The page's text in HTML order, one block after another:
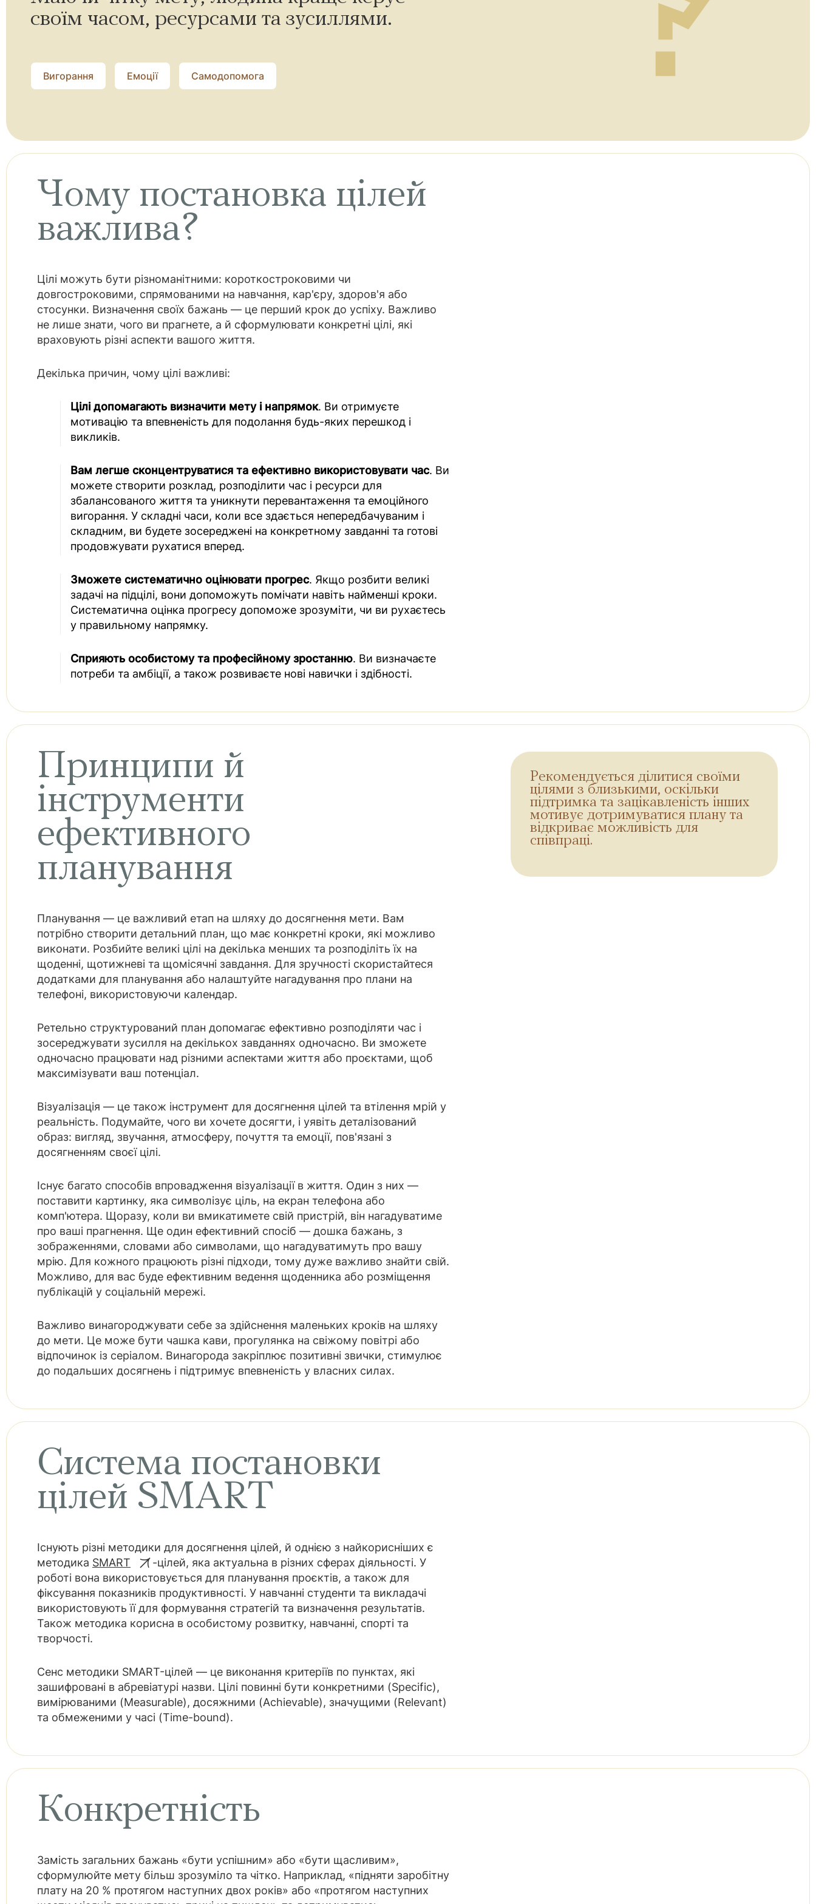
своїм часом, ресурсами та зусиллями.
Вигорання Емоції Самодопомога
Чому постановка цілей
важлива?
Цілі можуть бути різноманітними: короткостроковими чи
довгостроковими, спрямованими на навчання, кар'єру, здоров'я або
стосунки. Визначення своїх бажань — це перший крок до успіху. Важливо
не лише знати, чого ви прагнете, а й сформулювати конкретні цілі, які
враховують різні аспекти вашого життя.
Декілька причин, чому цілі важливі:
Цілі допомагають визначити мету і напрямок. Ви отримуєте
мотивацію та впевненість для подолання будь-яких перешкод і
викликів.
Вам легше сконцентруватися та ефективно використовувати час. Ви
можете створити розклад, розподілити час і ресурси для
збалансованого життя та уникнути перевантаження та емоційного
вигорання. У складні часи, коли все здається непередбачуваним і
складним, ви будете зосереджені на конкретному завданні та готові
продовжувати рухатися вперед.
Зможете систематично оцінювати прогрес. Якщо розбити великі
задачі на підцілі, вони допоможуть помічати навіть найменші кроки.
Систематична оцінка прогресу допоможе зрозуміти, чи ви рухаєтесь
у правильному напрямку.
Сприяють особистому та професійному зростанню. Ви визначаєте
потреби та амбіції, а також розвиваєте нові навички і здібності.
Принципи й
інструменти
ефективного
планування
Планування — це важливий етап на шляху до досягнення мети. Вам
потрібно створити детальний план, що має конкретні кроки, які можливо
виконати. Розбийте великі цілі на декілька менших та розподіліть їх на
щоденні, щотижневі та щомісячні завдання. Для зручності скористайтеся
додатками для планування або налаштуйте нагадування про плани на
телефоні, використовуючи календар.
Ретельно структурований план допомагає ефективно розподіляти час і
зосереджувати зусилля на декількох завданнях одночасно. Ви зможете
одночасно працювати над різними аспектами життя або проєктами, щоб
максимізувати ваш потенціал.
Візуалізація — це також інструмент для досягнення цілей та втілення мрій у
реальність. Подумайте, чого ви хочете досягти, і уявіть деталізований
образ: вигляд, звучання, атмосферу, почуття та емоції, пов'язані з
досягненням своєї цілі.
Існує багато способів впровадження візуалізації в життя. Один з них —
поставити картинку, яка символізує ціль, на екран телефона або
комп'ютера. Щоразу, коли ви вмикатимете свій пристрій, він нагадуватиме
про ваші прагнення. Ще один ефективний спосіб — дошка бажань, з
зображеннями, словами або символами, що нагадуватимуть про вашу
мрію. Для кожного працюють різні підходи, тому дуже важливо знайти свій.
Можливо, для вас буде ефективним ведення щоденника або розміщення
публікацій у соціальній мережі.
Важливо винагороджувати себе за здійснення маленьких кроків на шляху
до мети. Це може бути чашка кави, прогулянка на свіжому повітрі або
відпочинок із серіалом. Винагорода закріплює позитивні звички, стимулює
до подальших досягнень і підтримує впевненість у власних силах.
Рекомендується ділитися своїми
цілями з близькими, оскільки
підтримка та зацікавленість інших
мотивує дотримуватися плану та
відкриває можливість для
співпраці.
Система постановки
цілей SMART
Існують різні методики для досягнення цілей, й однією з найкорисніших є
методика SMART
-цілей, яка актуальна в різних сферах діяльності. У
роботі вона використовується для планування проєктів, а також для
фіксування показників продуктивності. У навчанні студенти та викладачі
використовують її для формування стратегій та визначення результатів.
Також методика корисна в особистому розвитку, навчанні, спорті та
творчості.
Сенс методики SMART-цілей — це виконання критеріїв по пунктах, які
зашифровані в абревіатурі назви. Цілі повинні бути конкретними (Specific),
вимірюваними (Measurable), досяжними (Achievable), значущими (Relevant)
та обмеженими у часі (Time-bound).
Конкретність
Замість загальних бажань «бути успішним» або «бути щасливим»,
сформулюйте мету більш зрозуміло та чітко. Наприклад, «підняти заробітну
плату на 20 % протягом наступних двох років» або «протягом наступних